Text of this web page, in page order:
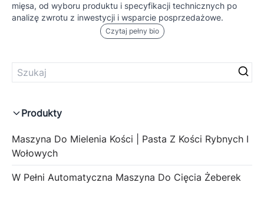
mięsa, od wyboru produktu i specyfikacji technicznych po
analizę zwrotu z inwestycji i wsparcie posprzedażowe.
Czytaj pełny bio
Produkty
Maszyna Do Mielenia Kości | Pasta Z Kości Rybnych I
Wołowych
W Pełni Automatyczna Maszyna Do Cięcia Żeberek